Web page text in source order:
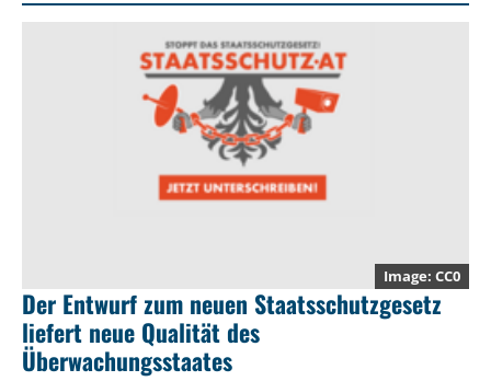
CC0
Der Entwurf zum neuen Staatsschutzgesetz
liefert neue Qualität des
Überwachungsstaates